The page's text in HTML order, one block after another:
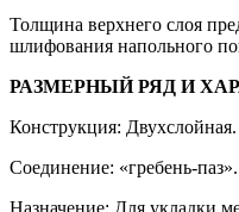
Толщина верхнего слоя
шлифования напольного
РАЗМЕРНЫЙ РЯД И
Конструкция: Двухслойная.
Соединение: «гребень-паз».